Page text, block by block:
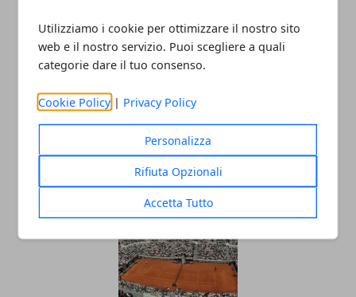
Utilizziamo i cookie per ottimizzare il nostro sito
web e il nostro servizio. Puoi scegliere a quali
categorie dare il tuo consenso.
Cookie Policy | Privacy Policy
Personalizza
Rifiuta Opzionali
Accetta Tutto
Racchette da tennis: quanto incidono
sul gioco del principiante